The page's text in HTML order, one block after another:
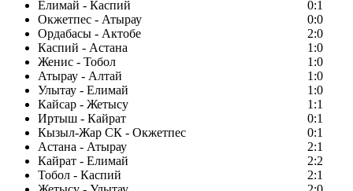
Елимай - Каспий
0:1
Окжетпес - Атырау
0:0
Ордабасы - Актобе
2:0
Каспий - Астана
1:0
Женис - Тобол
1:0
Атырау - Алтай
1:0
Улытау - Елимай
1:0
Кайсар - Жетысу
1:1
Иртыш - Кайрат
0:1
Кызыл-Жар СК - Окжетпес
0:1
Астана - Атырау
2:1
Кайрат - Елимай
2:2
Тобол - Каспий
2:1